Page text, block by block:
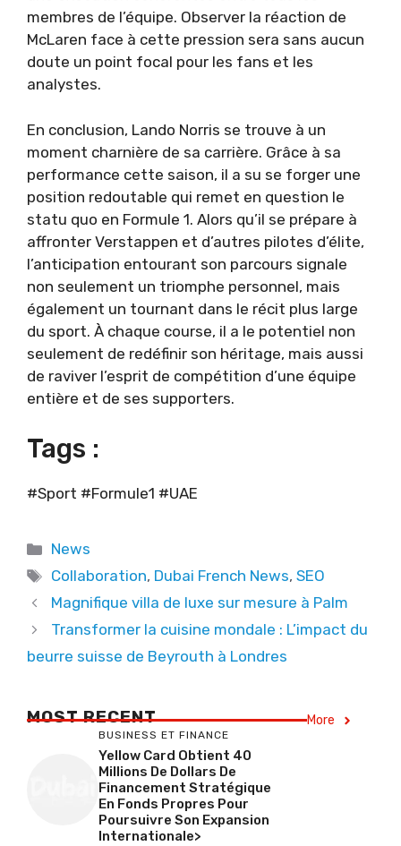
membres de l’équipe. Observer la réaction de
McLaren face à cette pression sera sans aucun
doute un point focal pour les fans et les
analystes.
En conclusion, Lando Norris se trouve à un
moment charnière de sa carrière. Grâce à sa
performance cette saison, il a su se forger une
position redoutable qui remet en question le
statu quo en Formule 1. Alors qu’il se prépare à
affronter Verstappen et d’autres pilotes d’élite,
l’anticipation entourant son parcours signale
non seulement un triomphe personnel, mais
également un tournant dans le récit plus large
du sport. À chaque course, il a le potentiel non
seulement de redéfinir son héritage, mais aussi
de raviver l’esprit de compétition d’une équipe
entière et de ses supporters.
Tags :
#Sport #Formule1 #UAE
Categories
News
Tags
Collaboration, Dubai French News,SEO
Magnifique villa de luxe sur mesure à Palm
Transformer la cuisine mondale : L’impact du
beurre suisse de Beyrouth à Londres
MOST RECENT More
BUSINESS ET FINANCE
Yellow Card Obtient 40
Millions De Dollars De
Financement Stratégique
En Fonds Propres Pour
Poursuivre Son Expansion
Internationale>